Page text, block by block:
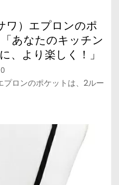
ワ）エプロンのポ
あなたのキッチン
、より楽しく！」
ロンのポケットは、2ルー